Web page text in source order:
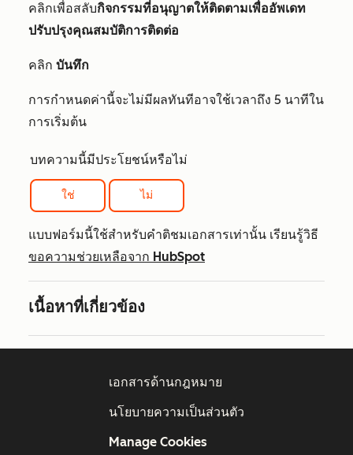
คลิกเพื่อสลับกิจกรรมที่อนุญาตให้ติดตามเพื่ออัพเดท
ปรับปรุงคุณสมบัติการติดต่อ
คลิก บันทึก
การกำหนดค่านี้จะไม่มีผลทันทีอาจใช้เวลาถึง 5 นาทีใน
การเริ่มต้น
บทความนี้มีประโยชน์หรือไม่
ใช่ ไม่
แบบฟอร์มนี้ใช้สำหรับคำติชมเอกสารเท่านั้น เรียนรู้วิธี
ขอความช่วยเหลือจาก HubSpot
เนื้อหาที่เกี่ยวข้อง
เอกสารด้านกฎหมาย
นโยบายความเป็นส่วนตัว
Manage Cookies